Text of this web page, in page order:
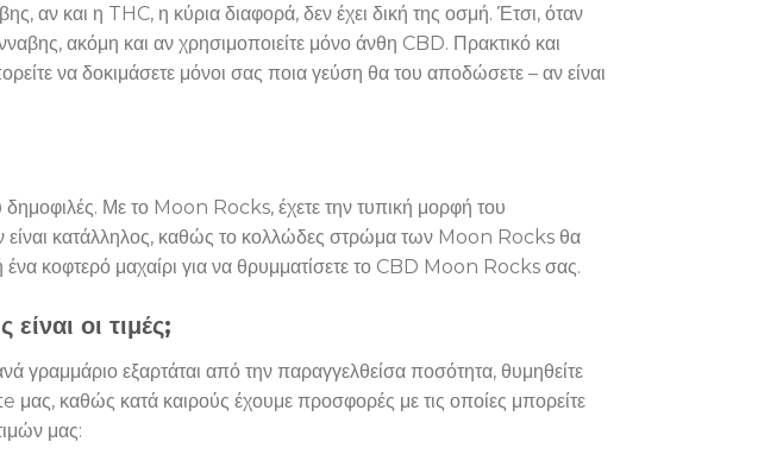
και η THC, η κύρια διαφορά, δεν έχει δική της οσμή. Έτσι, όταν
ακόμη και αν χρησιμοποιείτε μόνο άνθη CBD. Πρακτικό και
να δοκιμάσετε μόνοι σας ποια γεύση θα του αποδώσετε – αν είναι
δημοφιλές. Με το Moon Rocks, έχετε την τυπική μορφή του
είναι κατάλληλος, καθώς το κολλώδες στρώμα των Moon Rocks θα
κοφτερό μαχαίρι για να θρυμματίσετε το CBD Moon Rocks σας.
οι τιμές;
εξαρτάται από την παραγγελθείσα ποσότητα, θυμηθείτε
μας, καθώς κατά καιρούς έχουμε προσφορές με τις οποίες μπορείτε
μας: